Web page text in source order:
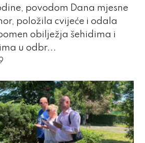
povodom Dana mjesne
položila cvijeće i odala
obilježja šehidima i
u odbr...